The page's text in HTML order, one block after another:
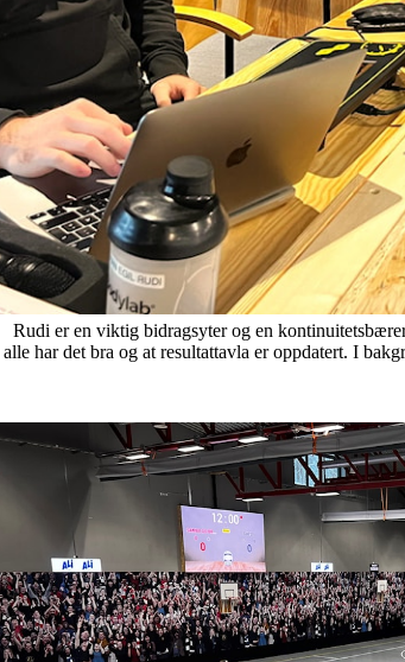
Rudi er en viktig bidragsyter og en
alle har det bra og at resultattavla er oppdatert. I